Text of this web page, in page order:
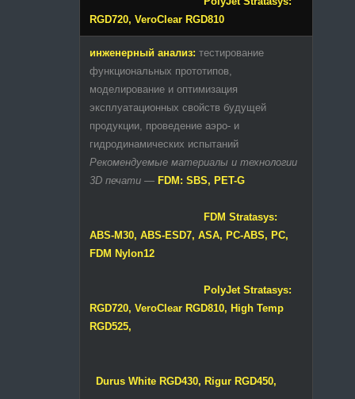
RGD720, VeroClear RGD810
инженерный анализ: тестирование
функциональных прототипов,
моделирование и оптимизация
эксплуатационных свойств будущей
продукции, проведение аэро- и
гидродинамических испытаний
Рекомендуемые материалы и технологии
3D печати — FDM: SBS, PET-G
FDM Stratasys:
ABS-M30, ABS-ESD7, ASA, PC-ABS, PC,
FDM Nylon12
PolyJet Stratasys:
RGD720, VeroClear RGD810, High Temp
RGD525,
Durus White RGD430, Rigur RGD450,